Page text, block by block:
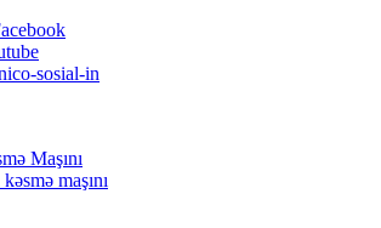
ico-sosial-in
Maşını
maşını